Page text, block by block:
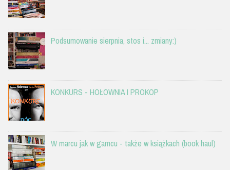
Podsumowanie sierpnia, stos i... zmiany:)
KONKURS - HOŁOWNIA I PROKOP
W marcu jak w garncu - także w książkach (book haul)